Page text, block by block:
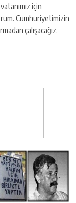
için
Cumhuriyetimizin
çalışacağız.